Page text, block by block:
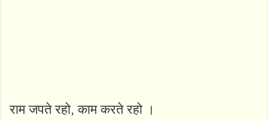
राम जपते रहो, काम करते रहो ।